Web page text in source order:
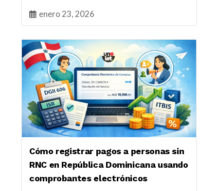
enero 23, 2026
Cómo registrar pagos a personas sin
RNC en República Dominicana usando
comprobantes electrónicos